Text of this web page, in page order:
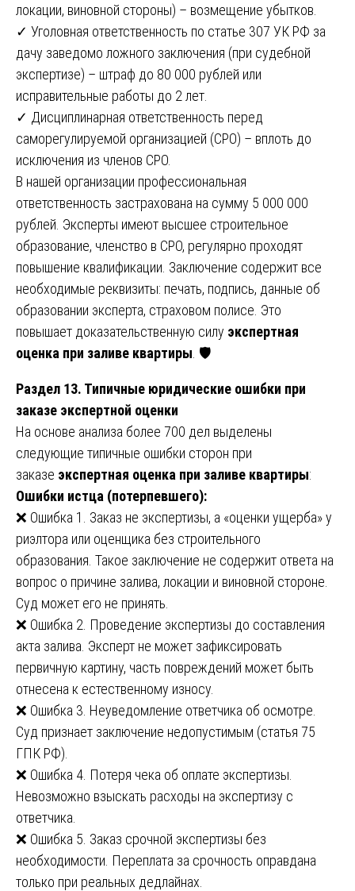
локации, виновной стороны) – возмещение убытков.
✓ Уголовная ответственность по статье 307 УК РФ за
дачу заведомо ложного заключения (при судебной
экспертизе) – штраф до 80 000 рублей или
исправительные работы до 2 лет.
✓ Дисциплинарная ответственность перед
саморегулируемой организацией (СРО) – вплоть до
исключения из членов СРО.
В нашей организации профессиональная
ответственность застрахована на сумму 5 000 000
рублей. Эксперты имеют высшее строительное
образование, членство в СРО, регулярно проходят
повышение квалификации. Заключение содержит все
необходимые реквизиты: печать, подпись, данные об
образовании эксперта, страховом полисе. Это
повышает доказательственную силу экспертная
оценка при заливе квартиры . 🛡️
Раздел 13. Типичные юридические ошибки при
заказе экспертной оценки
На основе анализа более 700 дел выделены
следующие типичные ошибки сторон при
заказе экспертная оценка при заливе квартиры:
Ошибки истца (потерпевшего):
❌ Ошибка 1. Заказ не экспертизы, а «оценки ущерба» у
риэлтора или оценщика без строительного
образования. Такое заключение не содержит ответа на
вопрос о причине залива, локации и виновной стороне.
Суд может его не принять.
❌ Ошибка 2. Проведение экспертизы до составления
акта залива. Эксперт не может зафиксировать
первичную картину, часть повреждений может быть
отнесена к естественному износу.
❌ Ошибка 3. Неуведомление ответчика об осмотре.
Суд признает заключение недопустимым (статья 75
ГПК РФ).
❌ Ошибка 4. Потеря чека об оплате экспертизы.
Невозможно взыскать расходы на экспертизу с
ответчика.
❌ Ошибка 5. Заказ срочной экспертизы без
необходимости. Переплата за срочность оправдана
только при реальных дедлайнах.